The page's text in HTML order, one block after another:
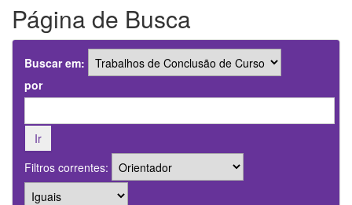
Página de Busca
Buscar em:
por
Filtros correntes: